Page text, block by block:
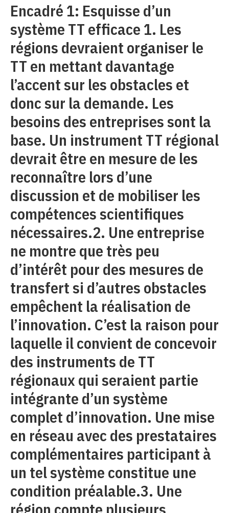
Encadré 1: Esquisse d’un
système TT efficace 1. Les
régions devraient organiser le
TT en mettant davantage
l’accent sur les obstacles et
donc sur la demande. Les
besoins des entreprises sont la
base. Un instrument TT régional
devrait être en mesure de les
reconnaître lors d’une
discussion et de mobiliser les
compétences scientifiques
nécessaires.2. Une entreprise
ne montre que très peu
d’intérêt pour des mesures de
transfert si d’autres obstacles
empêchent la réalisation de
l’innovation. C’est la raison pour
laquelle il convient de concevoir
des instruments de TT
régionaux qui seraient partie
intégrante d’un système
complet d’innovation. Une mise
en réseau avec des prestataires
complémentaires participant à
un tel système constitue une
condition préalable.3. Une